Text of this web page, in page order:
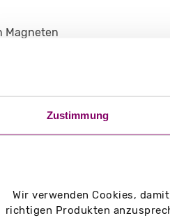
Zustimmung
Wir verwenden Cookies,
richtigen Produkten
Magneten
mm für Produkte in DIN A3
mm